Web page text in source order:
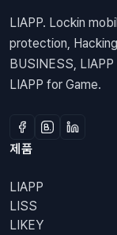
LIAPP. Lockin
protection,
BUSINESS,
LIAPP for Game.
제품
LIAPP
LISS
LIKEY